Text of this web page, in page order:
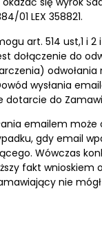
01 LEX 358821.
art. 514 ust,1 i
dołączenie do
odwołania
wysłania
dotarcie do
emailem może
gdy email
Wówczas
fakt wnioskiem
nie